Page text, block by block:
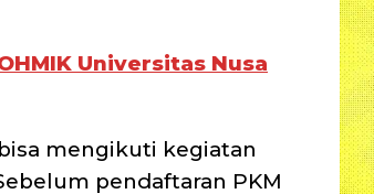
Universitas Nusa
mengikuti kegiatan
pendaftaran PKM